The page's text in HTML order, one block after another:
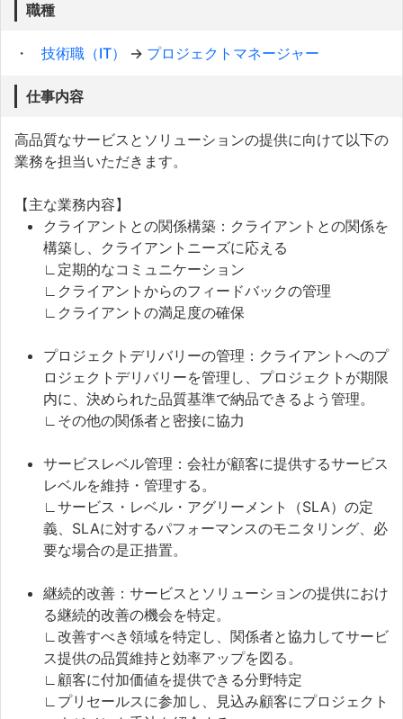
職種
技術職（IT） → プロジェクトマネージャー
仕事内容
高品質なサービスとソリューションの提供に向けて以下の
業務を担当いただきます。
【主な業務内容】
クライアントとの関係構築：クライアントとの関係を
構築し、クライアントニーズに応える
∟定期的なコミュニケーション
∟クライアントからのフィードバックの管理
∟クライアントの満足度の確保
プロジェクトデリバリーの管理：クライアントへのプ
ロジェクトデリバリーを管理し、プロジェクトが期限
内に、決められた品質基準で納品できるよう管理。
∟その他の関係者と密接に協力
サービスレベル管理：会社が顧客に提供するサービス
レベルを維持・管理する。
∟サービス・レベル・アグリーメント（SLA）の定
義、SLAに対するパフォーマンスのモニタリング、必
要な場合の是正措置。
継続的改善：サービスとソリューションの提供におけ
る継続的改善の機会を特定。
∟改善すべき領域を特定し、関係者と協力してサービ
ス提供の品質維持と効率アップを図る。
∟顧客に付加価値を提供できる分野特定
∟プリセールスに参加し、見込み顧客にプロジェクト